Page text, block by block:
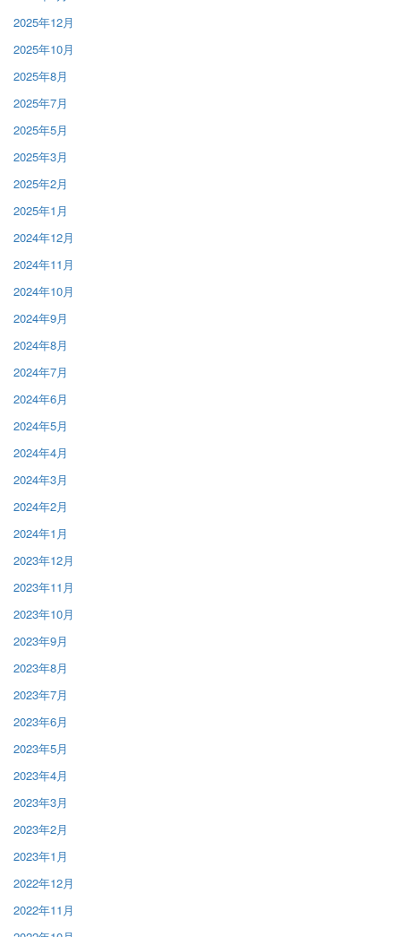
2025年12月
2025年10月
2025年8月
2025年7月
2025年5月
2025年3月
2025年2月
2025年1月
2024年12月
2024年11月
2024年10月
2024年9月
2024年8月
2024年7月
2024年6月
2024年5月
2024年4月
2024年3月
2024年2月
2024年1月
2023年12月
2023年11月
2023年10月
2023年9月
2023年8月
2023年7月
2023年6月
2023年5月
2023年4月
2023年3月
2023年2月
2023年1月
2022年12月
2022年11月